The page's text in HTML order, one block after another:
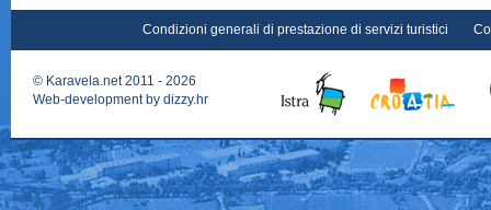
Condizioni generali di prestazione di servizi turistici
© Karavela.net2011 - 2026
Web-development by dizzy.hr